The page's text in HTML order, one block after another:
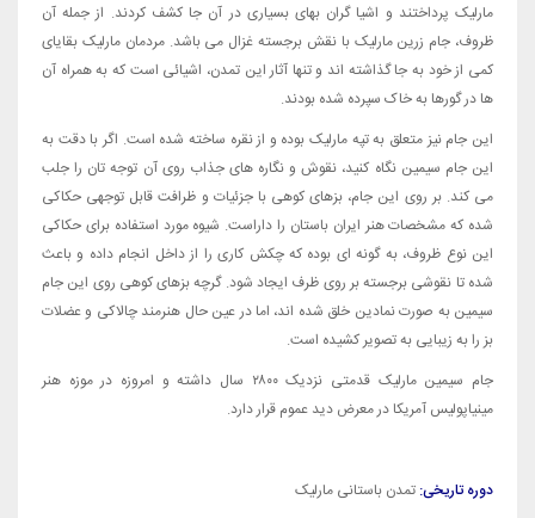
مارلیک پرداختند و اشیا گران بهای بسیاری در آن جا کشف کردند. از جمله آن
ظروف، جام زرین مارلیک با نقش برجسته غزال می باشد. مردمان مارلیک بقایای
کمی از خود به جا گذاشته اند و تنها آثار این تمدن، اشیائی است که به همراه آن
ها در گورها به خاک سپرده شده بودند.
این جام نیز متعلق به تپه مارلیک بوده و از نقره ساخته شده است. اگر با دقت به
این جام سیمین نگاه کنید، نقوش و نگاره های جذاب روی آن توجه تان را جلب
می کند. بر روی این جام، بزهای کوهی با جزئیات و ظرافت قابل توجهی حکاکی
شده که مشخصات هنر ایران باستان را داراست. شیوه مورد استفاده برای حکاکی
این نوع ظروف، به گونه ای بوده که چکش کاری را از داخل انجام داده و باعث
شده تا نقوشی برجسته بر روی ظرف ایجاد شود. گرچه بزهای کوهی روی این جام
سیمین به صورت نمادین خلق شده اند، اما در عین حال هنرمند چالاکی و عضلات
بز را به زیبایی به تصویر کشیده است.
جام سیمین مارلیک قدمتی نزدیک ۲۸۰۰ سال داشته و امروزه در موزه هنر
مینیاپولیس آمریکا در معرض دید عموم قرار دارد.
دوره تاریخی: تمدن باستانی مارلیک